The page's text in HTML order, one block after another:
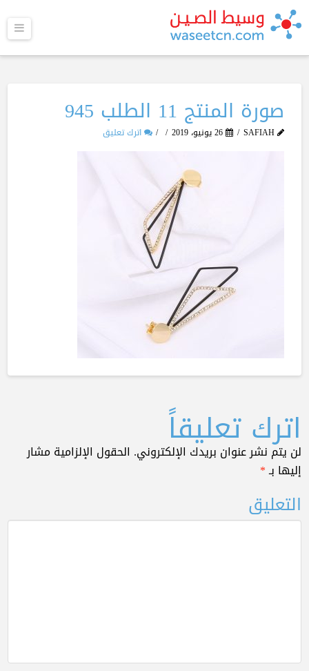
صورة المنتج 11 الطلب 945
SAFIAH 26 يونيو، 2019 اترك تعليق
اترك تعليقاً
لن يتم نشر عنوان بريدك الإلكتروني. الحقول الإلزامية مشار
إليها بـ*
التعليق